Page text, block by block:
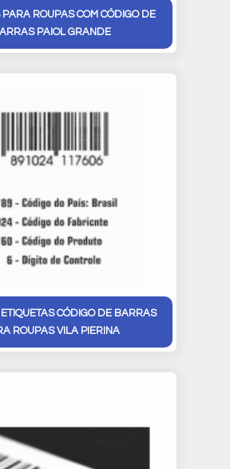
PARA ROUPAS COM CÓDIGO DE
PAIOL GRANDE
CÓDIGO DE BARRAS
ROUPAS VILA PIERINA